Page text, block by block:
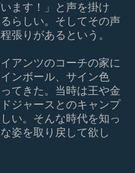
ます！」と声を掛け
らしい。そしてその声
張りがあるという。
アンツのコーチの家に
ンボール、サイン色
てきた。当時は王や金
ジャースとのキャンプ
い。そんな時代を知っ
姿を取り戻して欲し